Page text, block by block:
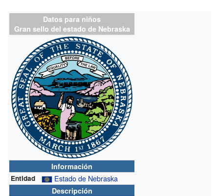
Datos para niños
Gran sello del estado de Nebraska
Información
Entidad Estado de Nebraska
Descripción